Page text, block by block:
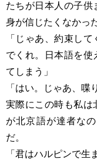
たちが日本人の子供
身が信じたくなかっ
「じゃあ、約束し
でくれ。日本語を使
てしまう」
「はい。じゃあ、喋
実際にこの時も私は
が北京語が達者な
だ。
「君はハルピンで生